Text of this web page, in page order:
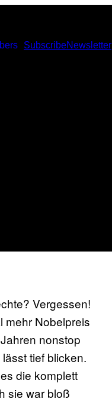
SubscribeNewsletter
Vergessen!
mehr Nobelpreis
nonstop
tief blicken.
die komplett
sie war bloß